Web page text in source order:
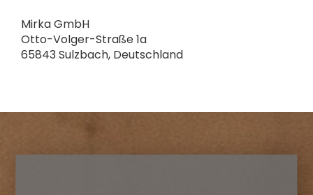
Mirka GmbH
Otto-Volger-Straße 1a
65843 Sulzbach, Deutschland